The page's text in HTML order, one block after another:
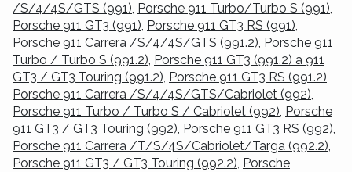
/S/4/4S/GTS (991), Porsche 911 Turbo/Turbo S (991),
Porsche 911 GT3 (991), Porsche 911 GT3 RS (991),
Porsche 911 Carrera /S/4/4S/GTS (991.2), Porsche 911
Turbo / Turbo S (991.2), Porsche 911 GT3 (991.2) a 911
GT3 / GT3 Touring (991.2), Porsche 911 GT3 RS (991.2),
Porsche 911 Carrera /S/4/4S/GTS/Cabriolet (992),
Porsche 911 Turbo / Turbo S / Cabriolet (992), Porsche
911 GT3 / GT3 Touring (992), Porsche 911 GT3 RS (992),
Porsche 911 Carrera /T/S/4S/Cabriolet/Targa (992.2),
Porsche 911 GT3 / GT3 Touring (992.2), Porsche